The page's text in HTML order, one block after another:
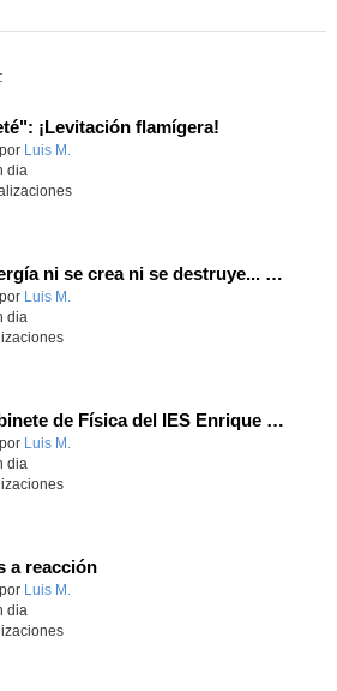
¡Levitación flamígera!
educativo.
Luis M.
dia
La energía ni se crea ni se destruye... ¡se experimenta! El Tierno en la Feria Madrid es Ciencia 2026
educativo.
Luis M.
dia
El Gabinete de Física del IES Enrique Tierno Galván de Parla (Curso 25-26)
educativo.
Luis M.
dia
a reacción
educativo.
Luis M.
dia